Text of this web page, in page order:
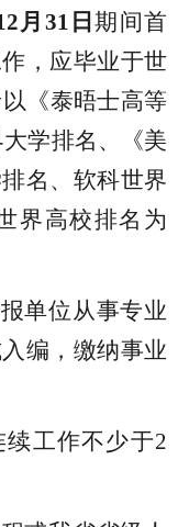
月31日期间首
，应毕业于世
《泰晤士高等
学排名、《美
名、软科世界
界高校排名为
单位从事专业
编，缴纳事业
工作不少于2